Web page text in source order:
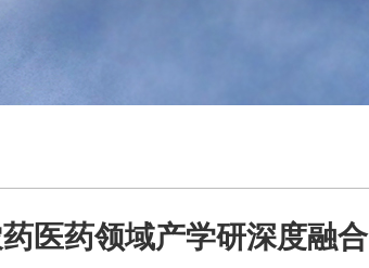
医药领域产学研深度融合